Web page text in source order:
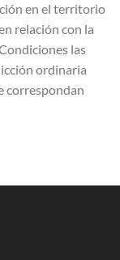
en el territorio
relación con la
las
ordinaria
correspondan